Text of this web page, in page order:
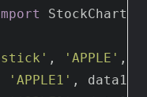
StockChart
, 'APPLE' ,
'APPLE1' , data1,